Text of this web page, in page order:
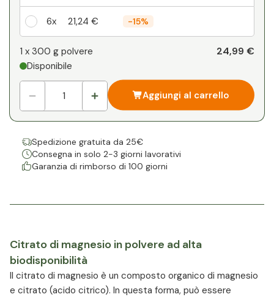
6x 21,24 € -15%
1x 0,00 €
1 x 300 g polvere
Disponibile
24,99 €
Aggiungi al carrello
Spedizione gratuita da 25€
Consegna in solo 2-3 giorni lavorativi
Garanzia di rimborso di 100 giorni
Citrato di magnesio in polvere ad alta
biodisponibilità
Il citrato di magnesio è un composto organico di magnesio
e citrato (acido citrico). In questa forma, può essere